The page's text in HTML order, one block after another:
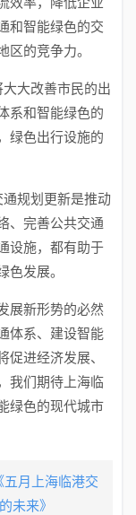
和智能绿色的交
区的竞争力。
大改善市民的出
系和智能绿色的
绿色出行设施的
规划更新是推动
、完善公共交通
设施，都有助于
色发展。
展新形势的必然
体系、建设智能
促进经济发展、
我们期待上海临
绿色的现代城市
五月上海临港交
未来》